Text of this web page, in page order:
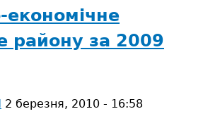
економічне
району за 2009
2 березня, 2010 - 16:58